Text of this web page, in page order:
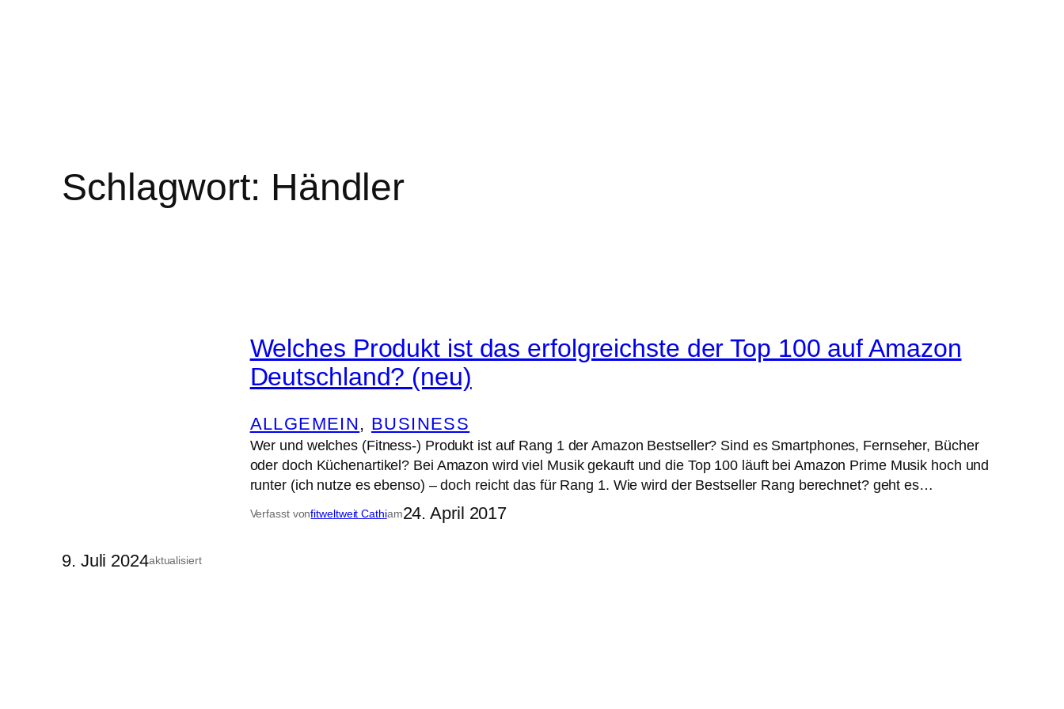
Schlagwort: Händler
9. Juli 2024aktualisiert
Welches Produkt ist das erfolgreichste der Top 100 auf Amazon
Deutschland? (neu)
ALLGEMEIN, BUSINESS
Wer und welches (Fitness-) Produkt ist auf Rang 1 der Amazon Bestseller? Sind es Smartphones, Fernseher, Bücher
oder doch Küchenartikel? Bei Amazon wird viel Musik gekauft und die Top 100 läuft bei Amazon Prime Musik hoch und
runter (ich nutze es ebenso) – doch reicht das für Rang 1. Wie wird der Bestseller Rang berechnet? geht es…
Verfasst vonfitweltweit Cathiam24. April 2017